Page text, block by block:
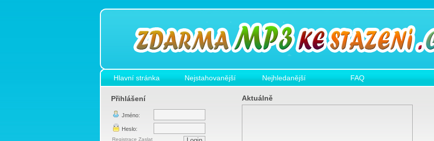
Hlavní stránka Nejstahovanější Nejhledanější FAQ
Přihlášení
Jméno:
Heslo:
Registrace Zaslat
Aktuálně